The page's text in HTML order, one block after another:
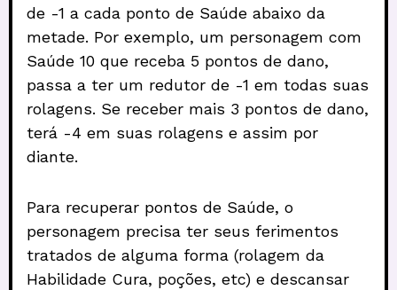
de -1 a cada ponto de Saúde abaixo da
metade. Por exemplo, um personagem com
Saúde 10 que receba 5 pontos de dano,
passa a ter um redutor de -1 em todas suas
rolagens. Se receber mais 3 pontos de dano,
terá -4 em suas rolagens e assim por
diante.
Para recuperar pontos de Saúde, o
personagem precisa ter seus ferimentos
tratados de alguma forma (rolagem da
Habilidade Cura, poções, etc) e descansar